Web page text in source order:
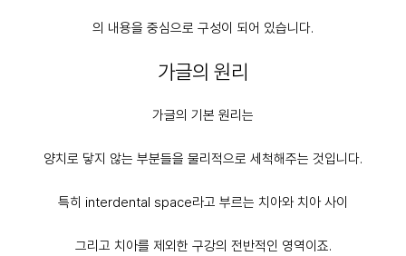
의 내용을 중심으로 구성이 되어 있습니다.
가글의 원리
가글의 기본 원리는
양치로 닿지 않는 부분들을 물리적으로 세척해주는 것입니다.
특히 interdental space라고 부르는 치아와 치아 사이
그리고 치아를 제외한 구강의 전반적인 영역이죠.